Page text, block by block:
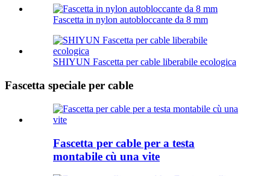
Fascetta in nylon autobloccante da 8 mm
SHIYUN Fascetta per cable liberabile ecologica
Fascetta speciale per cable
Fascetta per cable per a testa
montabile cù una vite